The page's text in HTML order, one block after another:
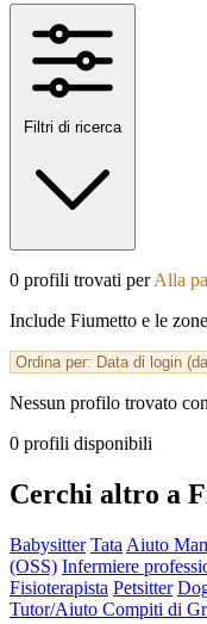
Filtri di ricerca
0 profili trovati perAlla
Include Fiumetto e le
Nessun profilo trovato
0 profili disponibili
Cerchi altro a
Babysitter Tata Aiuto
(OSS) Infermiere
Fisioterapista Petsitter
Tutor/Aiuto Compiti di